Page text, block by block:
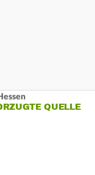
QUELLE